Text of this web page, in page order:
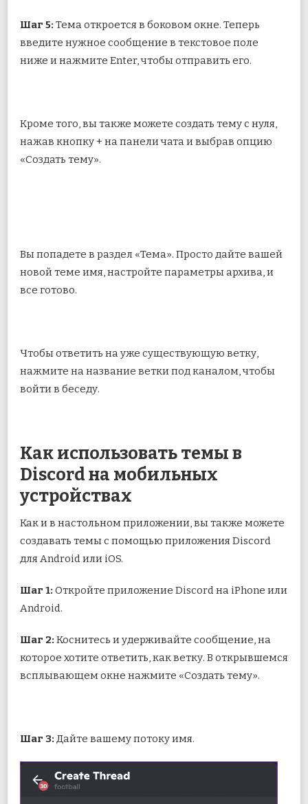
Шаг 5: Тема откроется в боковом окне. Теперь
введите нужное сообщение в текстовое поле
ниже и нажмите Enter, чтобы отправить его.
Кроме того, вы также можете создать тему с нуля,
нажав кнопку + на панели чата и выбрав опцию
«Создать тему».
Вы попадете в раздел «Тема». Просто дайте вашей
новой теме имя, настройте параметры архива, и
все готово.
Чтобы ответить на уже существующую ветку,
нажмите на название ветки под каналом, чтобы
войти в беседу.
Как использовать темы в
Discord на мобильных
устройствах
Как и в настольном приложении, вы также можете
создавать темы с помощью приложения Discord
для Android или iOS.
Шаг 1: Откройте приложение Discord на iPhone или
Android.
Шаг 2: Коснитесь и удерживайте сообщение, на
которое хотите ответить, как ветку. В открывшемся
всплывающем окне нажмите «Создать тему».
Шаг 3: Дайте вашему потоку имя.